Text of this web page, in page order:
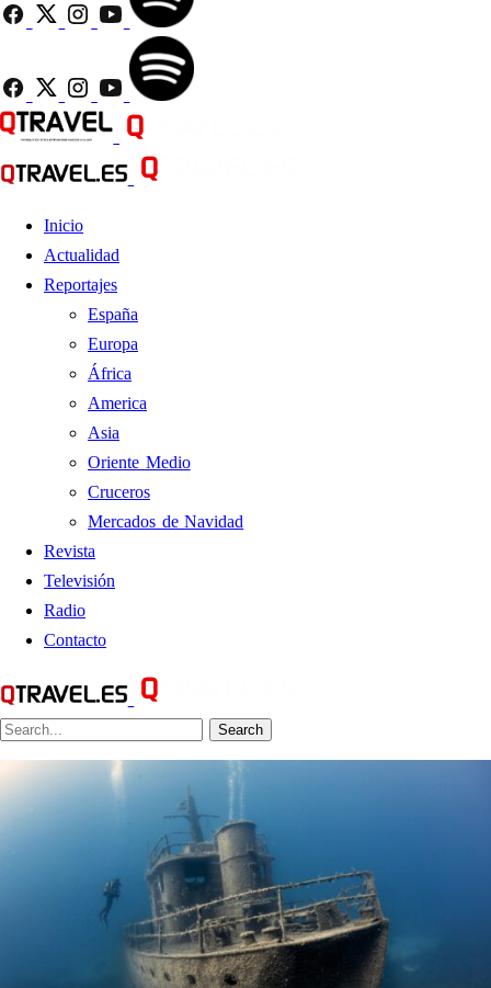
Inicio
Actualidad
Reportajes
España
Europa
África
America
Asia
Oriente Medio
Cruceros
Mercados de Navidad
Revista
Televisión
Radio
Contacto
Search